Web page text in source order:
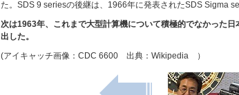
た。SDS 9 seriesの後継は、1966年に発表されたSDS Sigma
次は1963年、これまで大型計算機について積極的でなかった
出した。
(アイキャッチ画像：CDC 6600 出典：Wikipedia ）